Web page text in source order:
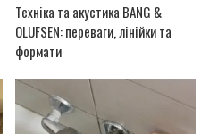
Техніка та акустика BANG &
OLUFSEN: переваги, лінійки та
формати